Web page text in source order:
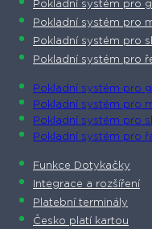
Pokladní systém pro
Pokladní systém pro
Pokladní systém pro
Pokladní systém pro
Pokladní systém pro
Pokladní systém pro
Pokladní systém pro
Pokladní systém pro
Funkce Dotykačky
Integrace a rozšíření
Platební terminály
Česko platí kartou